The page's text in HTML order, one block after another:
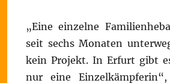
„Eine einzelne
seit sechs Monaten
kein Projekt. In Erfurt gibt
nur eine